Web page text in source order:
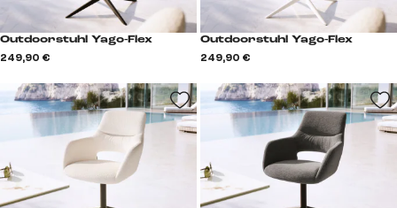
Outdoorstuhl Yago-Flex
249,90 €
Outdoorstuhl Yago-Flex
249,90 €